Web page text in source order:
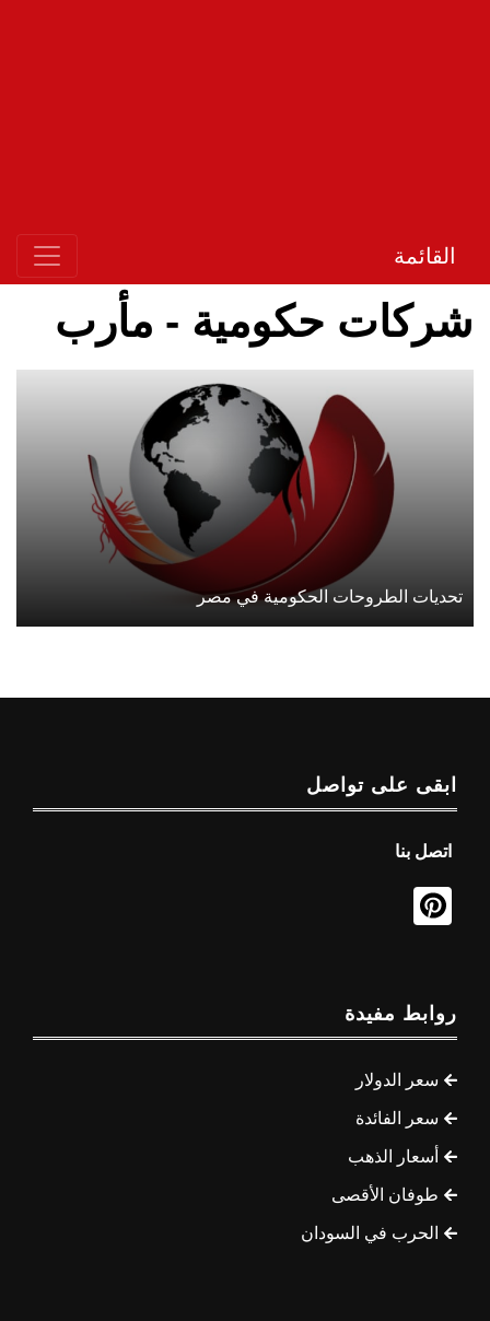
القائمة
شركات حكومية - مأرب
تحديات الطروحات الحكومية في مصر
ابقى على تواصل
اتصل بنا
روابط مفيدة
سعر الدولار
سعر الفائدة
أسعار الذهب
طوفان الأقصى
الحرب في السودان